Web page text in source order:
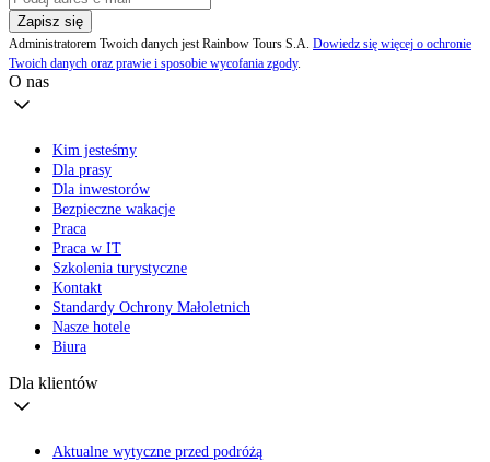
Zapisz się
Administratorem Twoich danych jest Rainbow Tours S.A. Dowiedz się więcej o ochronie
Twoich danych oraz prawie i sposobie wycofania zgody.
O nas
Kim jesteśmy
Dla prasy
Dla inwestorów
Bezpieczne wakacje
Praca
Praca w IT
Szkolenia turystyczne
Kontakt
Standardy Ochrony Małoletnich
Nasze hotele
Biura
Dla klientów
Aktualne wytyczne przed podróżą